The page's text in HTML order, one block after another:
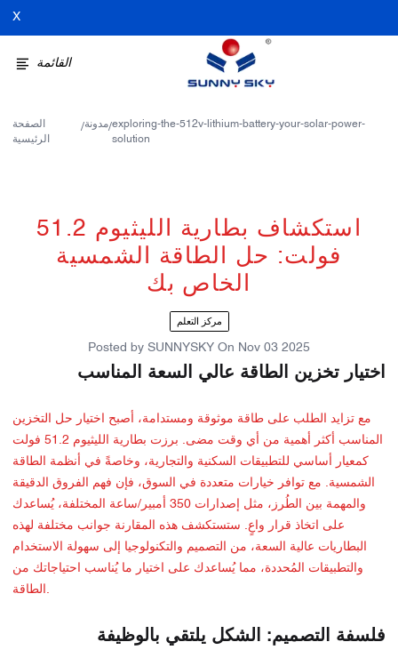
X
القائمة
الصفحة
الرئيسية
/مدونة/exploring-the-512v-lithium-battery-your-solar-power-
solution
استكشاف بطارية الليثيوم 51.2
فولت: حل الطاقة الشمسية
الخاص بك
مركز التعلم
Posted by SUNNYSKY On Nov 03 2025
اختيار تخزين الطاقة عالي السعة المناسب
مع تزايد الطلب على طاقة موثوقة ومستدامة، أصبح اختيار حل التخزين
المناسب أكثر أهمية من أي وقت مضى. برزت بطارية الليثيوم 51.2 فولت
كمعيار أساسي للتطبيقات السكنية والتجارية، وخاصةً في أنظمة الطاقة
الشمسية. مع توافر خيارات متعددة في السوق، فإن فهم الفروق الدقيقة
والمهمة بين الطُرز، مثل إصدارات 350 أمبير/ساعة المختلفة، يُساعدك
على اتخاذ قرار واعٍ. ستستكشف هذه المقارنة جوانب مختلفة لهذه
البطاريات عالية السعة، من التصميم والتكنولوجيا إلى سهولة الاستخدام
والتطبيقات المُحددة، مما يُساعدك على اختيار ما يُناسب احتياجاتك من
الطاقة.
فلسفة التصميم: الشكل يلتقي بالوظيفة